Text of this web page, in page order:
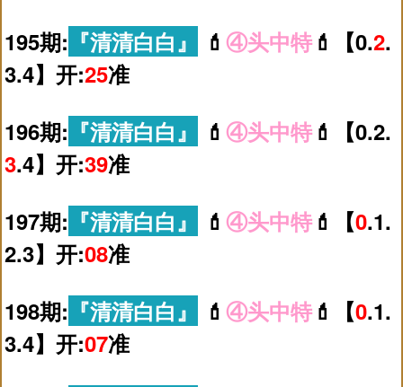
195期: 『清清白白』 💄 ④头中特💄【0.2.
3.4】开:25准
196期: 『清清白白』 💄 ④头中特💄【0.2.
3.4】开:39准
197期: 『清清白白』 💄 ④头中特💄【0.1.
2.3】开:08准
198期: 『清清白白』 💄 ④头中特💄【0.1.
3.4】开:07准